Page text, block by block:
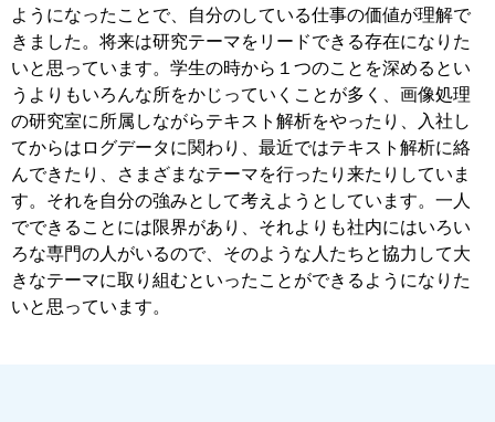
ようになったことで、自分のしている仕事の価値が理解で
きました。将来は研究テーマをリードできる存在になりた
いと思っています。学生の時から１つのことを深めるとい
うよりもいろんな所をかじっていくことが多く、画像処理
の研究室に所属しながらテキスト解析をやったり、入社し
てからはログデータに関わり、最近ではテキスト解析に絡
んできたり、さまざまなテーマを行ったり来たりしていま
す。それを自分の強みとして考えようとしています。一人
でできることには限界があり、それよりも社内にはいろい
ろな専門の人がいるので、そのような人たちと協力して大
きなテーマに取り組むといったことができるようになりた
いと思っています。